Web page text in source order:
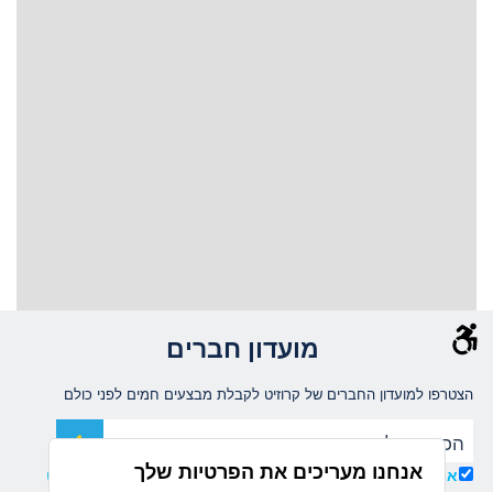
מועדון חברים
הצטרפו למועדון החברים של קרוזיט לקבלת מבצעים חמים לפני כולם
אני מאשר/ת קבלת עדכונים ומידע שיווקי ממועדון קרוזיט
אנחנו מעריכים את הפרטיות שלך